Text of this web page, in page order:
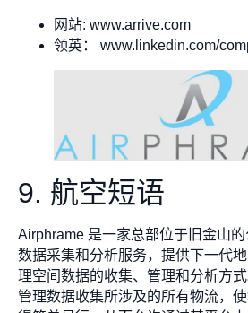
网站: www.arrive.com
领英： www.linkedin.com/
9. 航空短语
Airphrame 是一家总部位于旧金山
数据采集和分析服务，提供下一代
理空间数据的收集、管理和分析方
管理数据收集所涉及的所有物流，